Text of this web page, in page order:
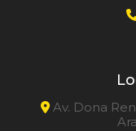
Av. Dona